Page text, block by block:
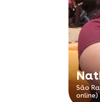
São
online)